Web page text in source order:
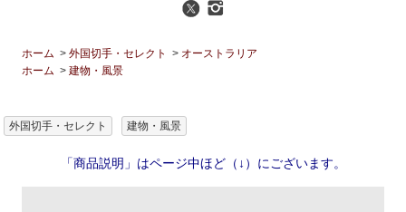
ホーム >外国切手・セレクト > オーストラリア
ホーム >建物・風景
外国切手・セレクト 建物・風景
「商品説明」はページ中ほど（↓）にございます。